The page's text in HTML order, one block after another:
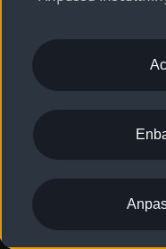
Vanliga frågor
2G/3G nätet stängs
Nyhetsbrev
Vårt hållbarhetsarbete
Lediga tjänster
Lediga tjänster hos
Kommentar till
Juridiskt Audi Digital
Anpassa inställningar
Visselblåsarkanaler